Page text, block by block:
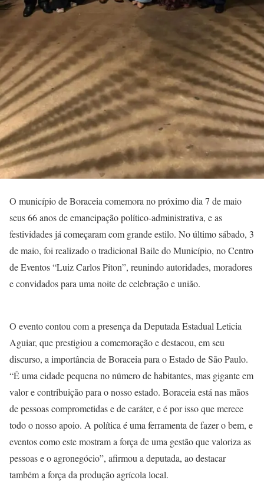
O município de Boraceia comemora no próximo dia 7 de maio
seus 66 anos de emancipação político-administrativa, e as
festividades já começaram com grande estilo. No último sábado, 3
de maio, foi realizado o tradicional Baile do Município, no Centro
de Eventos “Luiz Carlos Piton”, reunindo autoridades, moradores
e convidados para uma noite de celebração e união.
O evento contou com a presença da Deputada Estadual Leticia
Aguiar, que prestigiou a comemoração e destacou, em seu
discurso, a importância de Boraceia para o Estado de São Paulo.
“É uma cidade pequena no número de habitantes, mas gigante em
valor e contribuição para o nosso estado. Boraceia está nas mãos
de pessoas comprometidas e de caráter, e é por isso que merece
todo o nosso apoio. A política é uma ferramenta de fazer o bem, e
eventos como este mostram a força de uma gestão que valoriza as
pessoas e o agronegócio”, afirmou a deputada, ao destacar
também a força da produção agrícola local.